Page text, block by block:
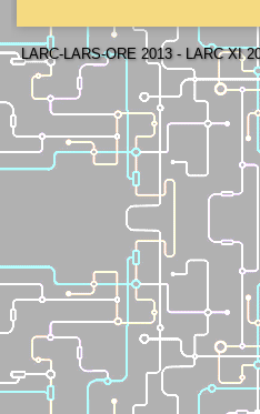
LARC-LARS-ORE 2013 - LARC XI